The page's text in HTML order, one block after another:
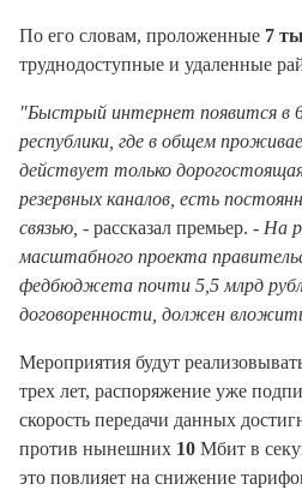
По его словам, проложенные 7
труднодоступные и удаленные
"Быстрый интернет появится в
республики, где в общем
действует только
резервных каналов, есть
связью, - рассказал премьер. - На
масштабного проекта
федбюджета почти 5,5 млрд
договоренности, должен
Мероприятия будут
трех лет, распоряжение уже
скорость передачи данных
против нынешних 10 Мбит в
это повлияет на снижение